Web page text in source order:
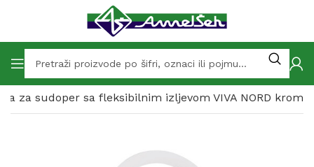
za sudoper sa fleksibilnim izljevom VIVA NORD krom